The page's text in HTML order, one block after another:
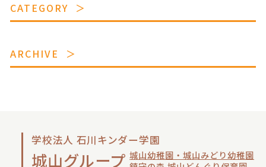
CATEGORY
ARCHIVE
学校法人 石川キンダー学園
城山グループ 城山幼稚園・城山みどり幼稚園